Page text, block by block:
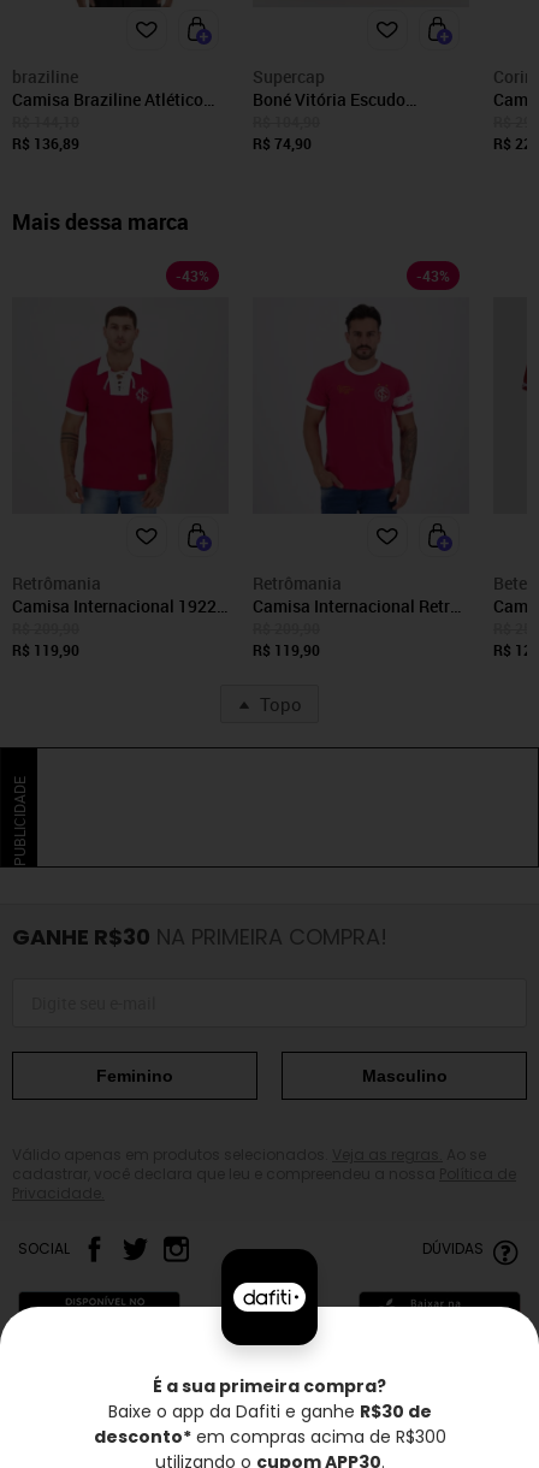
braziline
Camisa Braziline Atlético
- Preto - braziline
R$ 136,89
Supercap
Boné Vitória Escudo
R$ 74,90
R$
Mais dessa marca
-43%
Retrômania
Camisa Internacional 1922
R$ 119,90
-43%
Retrômania
Camisa Internacional Retrô
R$ 119,90
Betel
R$
Topo
PUBLICIDADE
GANHE R$30 NA PRIMEIRA COMPRA!
Feminino Masculino
SOCIAL DÚVIDAS
Frete grátis* Troca grátis Entrega rápida
É a sua primeira compra?
Baixe o app da Dafiti e ganhe R$30 de
desconto*em compras acima de R$300
utilizando o cupom APP30.